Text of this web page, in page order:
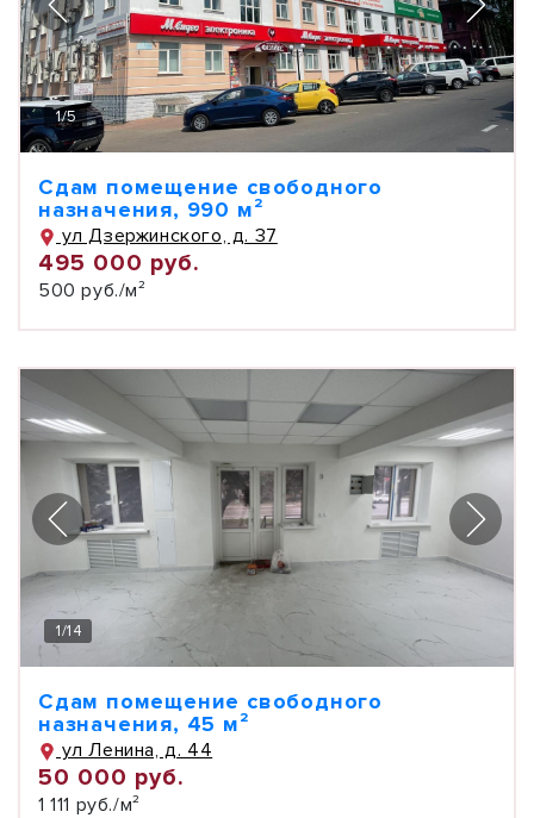
1/5
Сдам помещение свободного
назначения, 990 м²
ул Дзержинского, д. 37
495 000 руб.
500 руб./м²
1/14
Сдам помещение свободного
назначения, 45 м²
ул Ленина, д. 44
50 000 руб.
1 111 руб./м²